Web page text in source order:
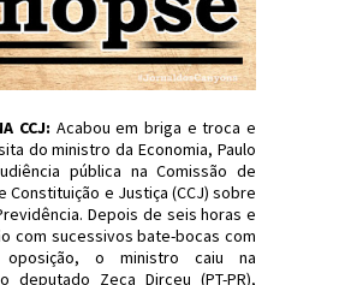
CCJ: Acabou em briga e troca e
do ministro da Economia, Paulo
pública na Comissão de
Constituição e Justiça (CCJ) sobre
Depois de seis horas e
com sucessivos bate-bocas com
o ministro caiu na
deputado Zeca Dirceu (PT-PR),